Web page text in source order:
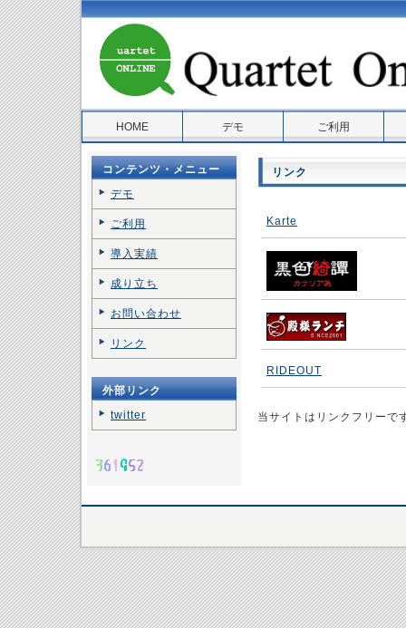
HOME デモ ご利用
リンク
Karte
RIDEOUT
当サイトはリンクフリーで
コンテンツ・メニュー
デモ
ご利用
導入実績
成り立ち
お問い合わせ
リンク
外部リンク
twitter